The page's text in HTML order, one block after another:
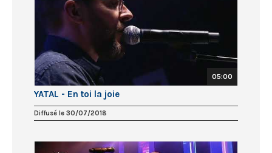
05:00
YATAL - En toi la joie
Diffusé le 30/07/2018